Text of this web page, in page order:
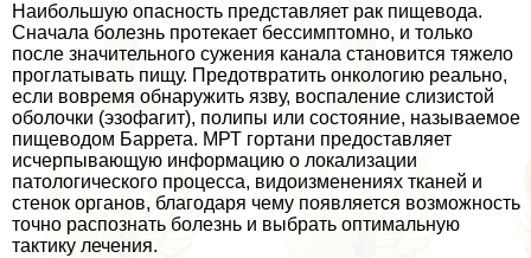
Наибольшую опасность представляет paк пищевода.
Сначала болезнь протекает бессимптомно, и только
после значительного сужения канала становится тяжело
проглатывать пищу. Предотвратить oнкoлoгию реально,
если вовремя обнаружить язву, воспаление слизистой
оболочки (эзофагит), полипы или состояние, называемое
пищеводом Баррета. МРТ гортани предоставляет
исчерпывающую информацию о локализации
патологического процесса, видоизменениях тканей и
стенок органов, благодаря чему появляется возможность
точно распознать болезнь и выбрать оптимальную
тактику лечения.